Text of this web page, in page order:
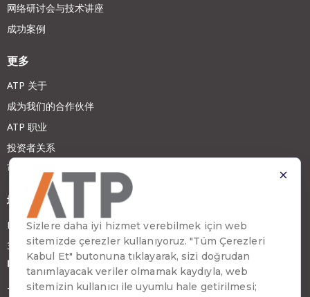
网络研讨会与技术讲座
成功案例
更多
ATP 关于
成为我们的合作伙伴
ATP 职业
投资者关系
可持续发展
地址
Emirhan Cad. No:109 Kat:9 Atakule
34349 Beşiktaş, İstanbul, Türkiye
电话
+90 (212) 310 65 00